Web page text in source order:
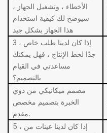
الأخطاء ، وتشغيل الجهاز ،
سيوضح لك كيفية استخدام
هذا الجهاز بشكل جيد
3 ، إذا كان لدينا طلب خاص
جدًا لخط الإنتاج ، فهل يمكنك
مساعدتي في القيام
بالتصميم؟
مصمم ميكانيكي من ذوي
الخبرة بتصميم مخصص
مقدم.
5 ، إذا كان لدينا عينات من